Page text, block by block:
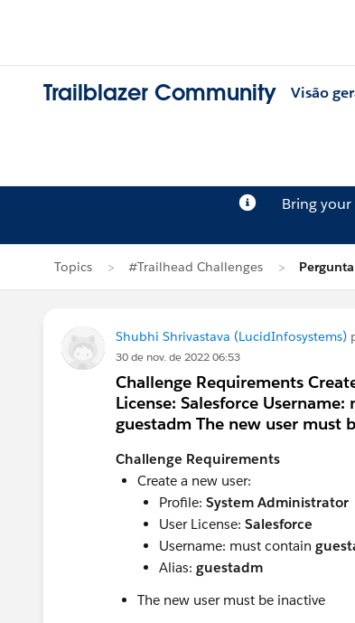
Trailblazer Community Visão
Bring
Topics #Trailhead Challenges
Shubhi Shrivastava (LucidInfosystems)
30 de nov. de 2022 06:53
Challenge Requirements
License: Salesforce
guestadm The new user must
Challenge Requirements
Create a new user:
Profile: System Administrator
User License: Salesforce
Username: must contain
Alias: guestadm
The new user must be inactive